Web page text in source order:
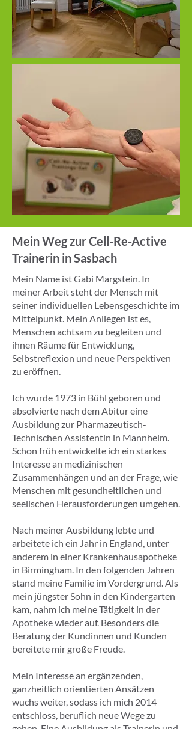
Mein Weg zur Cell-Re-Active
Trainerin in Sasbach
Mein Name ist Gabi Margstein. In
meiner Arbeit steht der Mensch mit
seiner individuellen Lebensgeschichte im
Mittelpunkt. Mein Anliegen ist es,
Menschen achtsam zu begleiten und
ihnen Räume für Entwicklung,
Selbstreflexion und neue Perspektiven
zu eröffnen.
Ich wurde 1973 in Bühl geboren und
absolvierte nach dem Abitur eine
Ausbildung zur Pharmazeutisch-
Technischen Assistentin in Mannheim.
Schon früh entwickelte ich ein starkes
Interesse an medizinischen
Zusammenhängen und an der Frage, wie
Menschen mit gesundheitlichen und
seelischen Herausforderungen umgehen.
Nach meiner Ausbildung lebte und
arbeitete ich ein Jahr in England, unter
anderem in einer Krankenhausapotheke
in Birmingham. In den folgenden Jahren
stand meine Familie im Vordergrund. Als
mein jüngster Sohn in den Kindergarten
kam, nahm ich meine Tätigkeit in der
Apotheke wieder auf. Besonders die
Beratung der Kundinnen und Kunden
bereitete mir große Freude.
Mein Interesse an ergänzenden,
ganzheitlich orientierten Ansätzen
wuchs weiter, sodass ich mich 2014
entschloss, beruflich neue Wege zu